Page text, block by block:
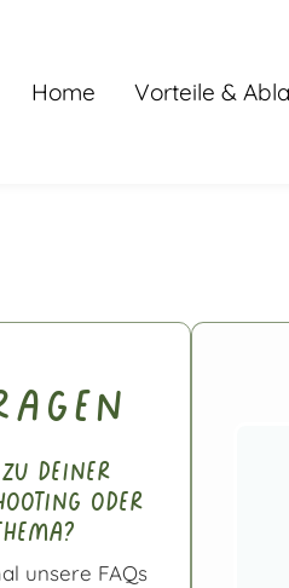
Home Vorteile &
deiner
oder
unsere FAQs